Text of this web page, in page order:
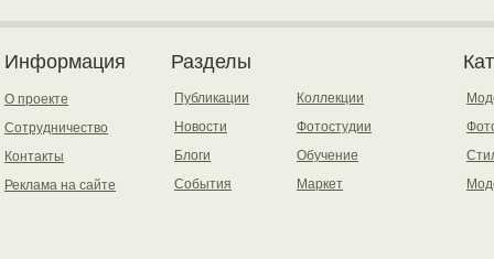
Информация
О проекте
Сотрудничество
Контакты
Реклама на сайте
Разделы
Публикации
Новости
Блоги
События
Коллекции
Фотостудии
Обучение
Маркет